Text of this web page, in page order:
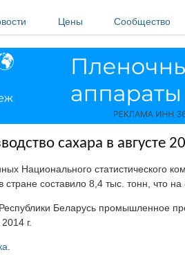
Цены Сообщество
сахара в августе
Национального статистического
стране составило 8,4 тыс. тонн, что
Республики Беларусь промышленное
г.